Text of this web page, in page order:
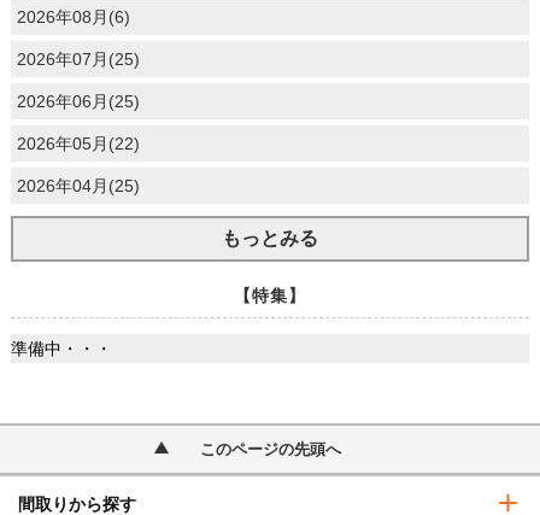
2026年08月(6)
2026年07月(25)
2026年06月(25)
2026年05月(22)
2026年04月(25)
もっとみる
【特集】
準備中・・・
このページの先頭へ
間取りから探す